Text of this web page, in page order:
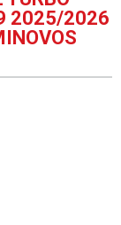
2025/2026